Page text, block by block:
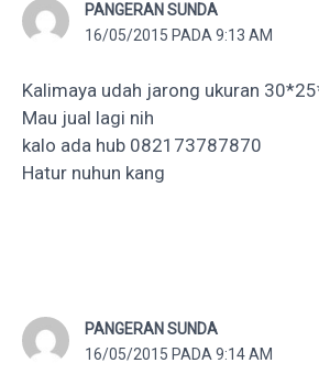
PANGERAN SUNDA
16/05/2015 PADA 9:13 AM
Kalimaya udah jarong ukuran
Mau jual lagi nih
kalo ada hub 082173787870
Hatur nuhun kang
PANGERAN SUNDA
16/05/2015 PADA 9:14 AM